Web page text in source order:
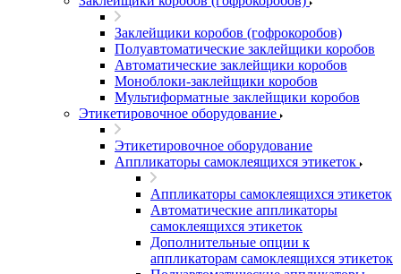
Заклейщики коробов (гофрокоробов)
Полуавтоматические заклейщики коробов
Автоматические заклейщики коробов
Моноблоки-заклейщики коробов
Мультиформатные заклейщики коробов
Этикетировочное оборудование
Этикетировочное оборудование
Аппликаторы самоклеящихся этикеток
Аппликаторы самоклеящихся этикеток
Автоматические аппликаторы
самоклеящихся этикеток
Дополнительные опции к
аппликаторам самоклеящихся этикеток